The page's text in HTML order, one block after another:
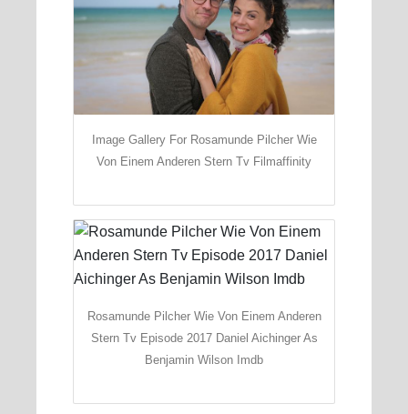
Image Gallery For Rosamunde Pilcher Wie
Von Einem Anderen Stern Tv Filmaffinity
Rosamunde Pilcher Wie Von Einem Anderen
Stern Tv Episode 2017 Daniel Aichinger As
Benjamin Wilson Imdb